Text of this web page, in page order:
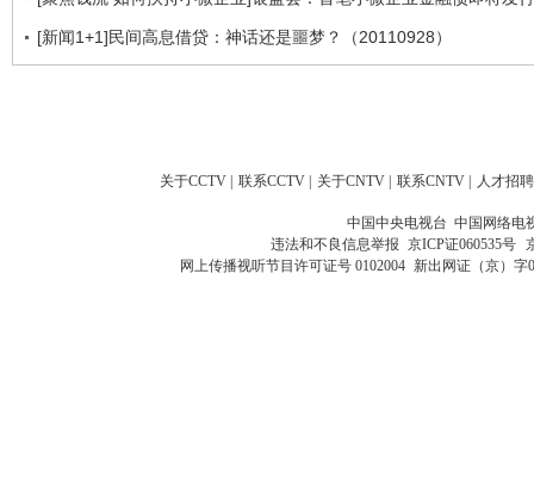
[新闻1+1]民间高息借贷：神话还是噩梦？（20110928）
关于CCTV 联系CCTV 关于CNTV 联系CNTV 人才招聘
中国中央电视台 中国网络电
违法和不良信息举报 京ICP证060535号
网上传播视听节目许可证号 0102004 新出网证（京）